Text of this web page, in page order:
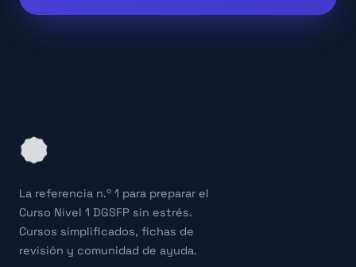
La referencia n.º 1 para preparar el
Curso Nivel 1 DGSFP sin estrés.
Cursos simplificados, fichas de
revisión y comunidad de ayuda.